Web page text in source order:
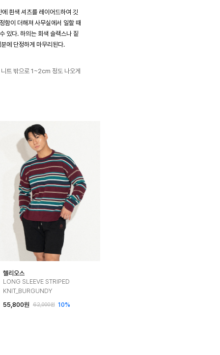
흰색 셔츠를 레이어드하여 깃
함이 더해져 사무실에서 일할 때
있다. 하의는 회색 슬랙스나 짙
에 단정하게 마무리된다.
트 밖으로 1~2cm 정도 나오게
헬리오스
LONG SLEEVE STRIPED
KNIT_BURGUNDY
55,800원
62,000원 10%